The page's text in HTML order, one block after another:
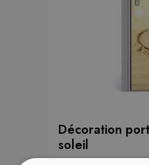
Décoration
soleil